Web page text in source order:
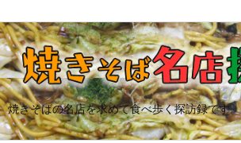
焼きそばの名店を求めて食べ歩く探訪録です